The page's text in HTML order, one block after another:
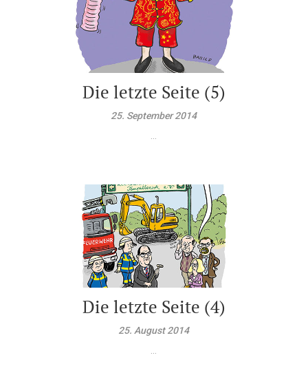
Die letzte Seite (5)
25. September 2014
Die letzte Seite (4)
25. August 2014